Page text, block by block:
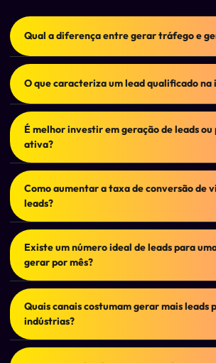
Qual a diferença entre gerar tráfego e
Tráfego representa pessoas visitando o
visitantes que demonstraram interesse e
algum dado de contato. Nem todo
em oportunidade comercial, por isso é
trabalhar tanto a atração quanto a
O que caracteriza um lead qualificado na
Um lead qualificado normalmente possui
perfil de cliente ideal da empresa,
solução oferecida e potencial para
comercial. A qualidade dos contatos
importante do que o volume gerado.
É melhor investir em geração de leads ou
ativa?
As duas estratégias podem coexistir. A
diferença é que a geração de leads cria
aquisição que funcionam continuamente,
prospecção depende de ações
comercial. Muitas indústrias combinam
Como aumentar a taxa de conversão de
leads?
Melhorias em conteúdo, experiência do
de conversão, formulários e clareza da
costumam gerar impacto direto na
mais fácil for para o visitante encontrar
entrar em contato, maior tende a ser a
Existe um número ideal de leads para
gerar por mês?
Não necessariamente. O mais
das oportunidades geradas e sua
negócios. Em muitos mercados
qualificados podem representar
Quais canais costumam gerar mais leads
indústrias?
SEO, Google Ads, conteúdo técnico,
mail marketing e estratégias de